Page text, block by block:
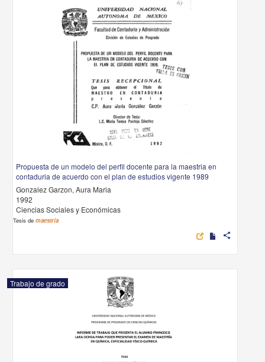
Propuesta de un modelo del perfil docente para la maestria en
contaduria de acuerdo con el plan de estudios vigente 1989
Gonzalez Garzon, Aura Maria
1992
Ciencias Sociales y Económicas
Tesis demaestría
share
Trabajo de grado